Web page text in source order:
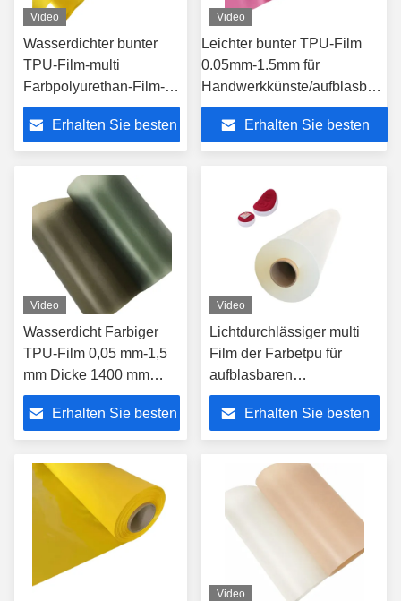
Video
Wasserdichter bunter
TPU-Film-multi
Farbpolyurethan-Film-
Hersteller
Erhalten Sie besten
Video
Leichter bunter TPU-Film
0.05mm-1.5mm für
Handwerkkünste/aufblasbare
Produkte
Erhalten Sie besten
Video
Wasserdicht Farbiger
TPU-Film 0,05 mm-1,5
mm Dicke 1400 mm
Breite anpassbar
Erhalten Sie besten
Video
Lichtdurchlässiger multi
Film der Farbetpu für
aufblasbaren
transparenten TPU Film
der Produkt-in hohem
Grade
Erhalten Sie besten
Video